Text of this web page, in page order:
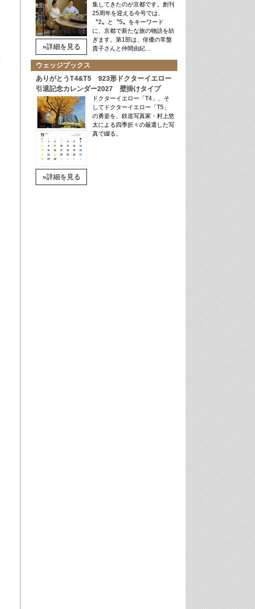
»詳細を見る
集してきたのが京都です。創刊
25周年を迎える今号では、
〝2〟と〝5〟をキーワード
に、京都で新たな旅の物語を紡
ぎます。第1部は、俳優の常盤
貴子さんと仲間由紀…
ウェッジブックス
ありがとうT4&T5 923形ドクターイエロー
引退記念カレンダー2027 壁掛けタイプ
»詳細を見る
ドクターイエロー「T4」、そ
してドクターイエロー「T5」
の勇姿を、鉄道写真家・村上悠
太による四季折々の厳選した写
真で綴る。